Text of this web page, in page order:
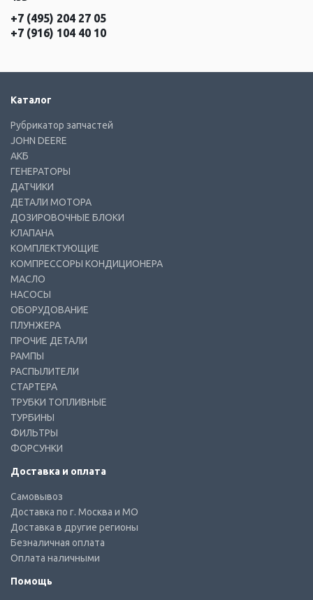
+7 (495) 204 27 05
+7 (916) 104 40 10
Каталог
Рубрикатор запчастей
JOHN DEERE
АКБ
ГЕНЕРАТОРЫ
ДАТЧИКИ
ДЕТАЛИ МОТОРА
ДОЗИРОВОЧНЫЕ БЛОКИ
КЛАПАНА
КОМПЛЕКТУЮЩИЕ
КОМПРЕССОРЫ КОНДИЦИОНЕРА
МАСЛО
НАСОСЫ
ОБОРУДОВАНИЕ
ПЛУНЖЕРА
ПРОЧИЕ ДЕТАЛИ
РАМПЫ
РАСПЫЛИТЕЛИ
СТАРТЕРА
ТРУБКИ ТОПЛИВНЫЕ
ТУРБИНЫ
ФИЛЬТРЫ
ФОРСУНКИ
Доставка и оплата
Самовывоз
Доставка по г. Москва и МО
Доставка в другие регионы
Безналичная оплата
Оплата наличными
Помощь